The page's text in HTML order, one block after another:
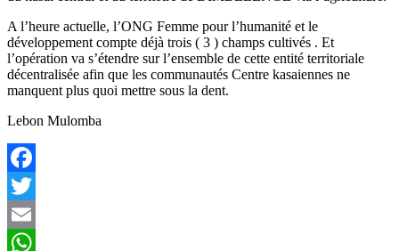
A l’heure actuelle, l’ONG Femme pour l’humanité et le
développement compte déjà trois ( 3 ) champs cultivés . Et
l’opération va s’étendre sur l’ensemble de cette entité territoriale
décentralisée afin que les communautés Centre kasaiennes ne
manquent plus quoi mettre sous la dent.
Lebon Mulomba
Facebook
Twitter
Email